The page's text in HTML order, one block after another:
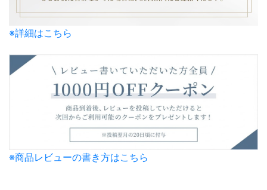
※詳細はこちら
※商品レビューの書き方はこちら